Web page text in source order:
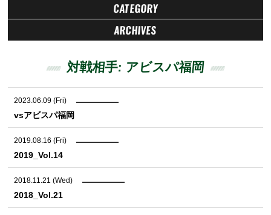
CATEGORY
ARCHIVES
対戦相手: アビスパ福岡
2023.06.09 (Fri)
vsアビスパ福岡
2019.08.16 (Fri)
2019_Vol.14
2018.11.21 (Wed)
2018_Vol.21